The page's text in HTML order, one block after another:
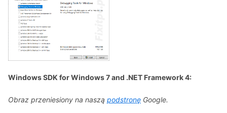
Windows SDK for Windows 7 and .NET Framework 4:
Obraz przeniesiony na naszą podstronę Google.